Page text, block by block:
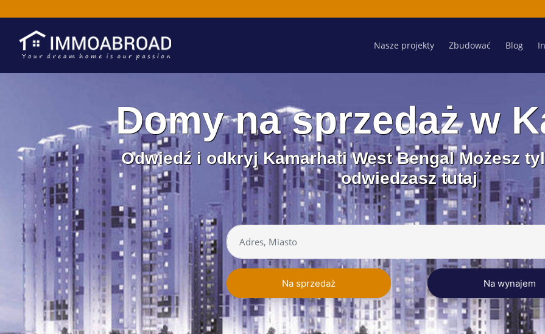
Nasze projekty Zbudować Blog
Domy na sprzedaż w
Odwiedź i odkryj Kamarhati West Bengal Możesz
odwiedzasz tutaj
Na sprzedaż Na wynajem